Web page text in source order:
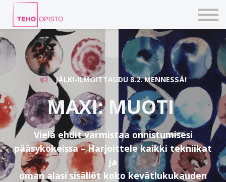
TAIDEPAJAT
ILMOITTAUDU
KIRJAUDU TEHOVERKKOON
JÄLKI-ILMOITTAUDU 8.2. MENNESSÄ!
MAXI: MUOTI
Vielä ehdit varmistaa onnistumisesi
pääsykokeissa – Harjoittele kaikki tekniikat
ja
oman alasi sisällöt koko kevätlukukauden